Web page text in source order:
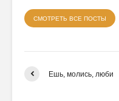
СМОТРЕТЬ ВСЕ ПОСТЫ
Ешь, молись, люби